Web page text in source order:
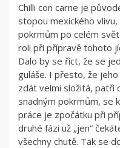
Chilli con carne je
stopou mexického
pokrmům po celém
roli při přípravě tohoto
Dalo by se říct, že se
guláše. I přesto, že
zdát velmi složitá, patří
snadným pokrmům, se
práce je zpočátku při
druhé fázi už „jen“
všechny chutě. Tak se